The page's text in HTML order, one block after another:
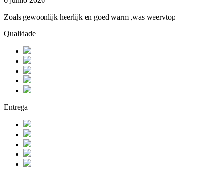
Zoals gewoonlijk heerlijk en goed warm ,was weervtop
Qualidade
Entrega